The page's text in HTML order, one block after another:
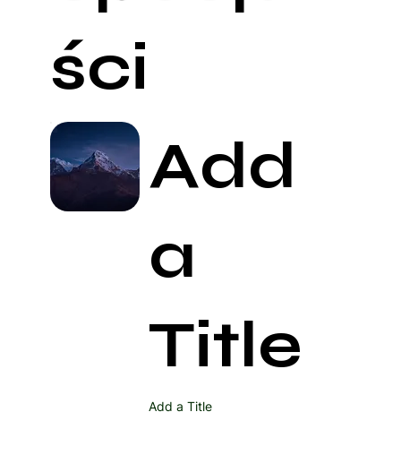
ści
Add
a
Title
Add a Title